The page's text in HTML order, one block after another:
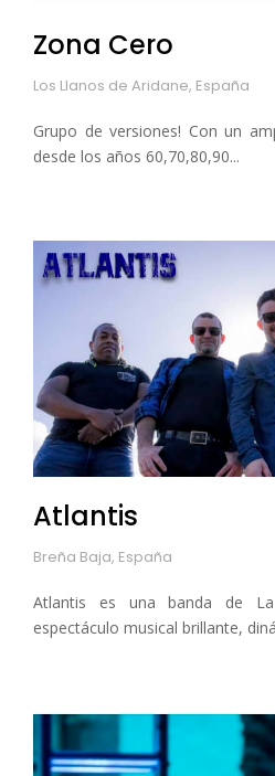
Zona Cero
Los Llanos de Aridane, España
Grupo de versiones! Con un
desde los años 60,70,80,90...
Atlantis
Breña Baja, España
Atlantis es una banda de
espectáculo musical brillante,